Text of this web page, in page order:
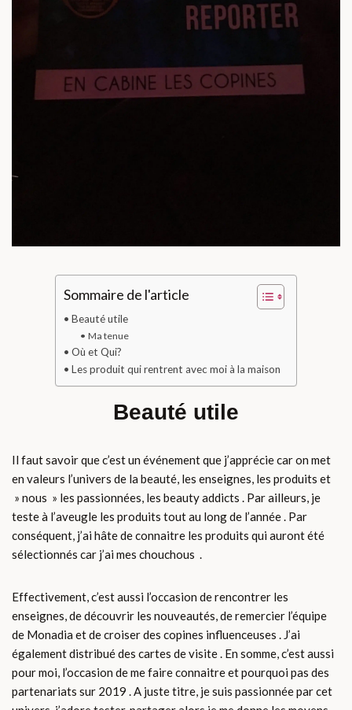
Sommaire de l'article
Beauté utile
Ma tenue
Où et Qui?
Les produit qui rentrent avec moi à la maison
Beauté utile
Il faut savoir que c’est un événement que j’apprécie car on met
en valeurs l’univers de la beauté, les enseignes, les produits et
» nous » les passionnées, les beauty addicts . Par ailleurs, je
teste à l’aveugle les produits tout au long de l’année . Par
conséquent, j’ai hâte de connaitre les produits qui auront été
sélectionnés car j’ai mes chouchous .
Effectivement, c’est aussi l’occasion de rencontrer les
enseignes, de découvrir les nouveautés, de remercier l’équipe
de Monadia et de croiser des copines influenceuses . J’ai
également distribué des cartes de visite . En somme, c’est aussi
pour moi, l’occasion de me faire connaitre et pourquoi pas des
partenariats sur 2019 . A juste titre, je suis passionnée par cet